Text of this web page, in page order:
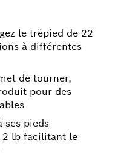
le trépied de 22
à différentes
de tourner,
pour des
ses pieds
2 lb facilitant le